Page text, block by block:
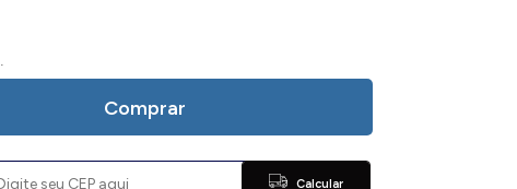
Comprar
Calcular